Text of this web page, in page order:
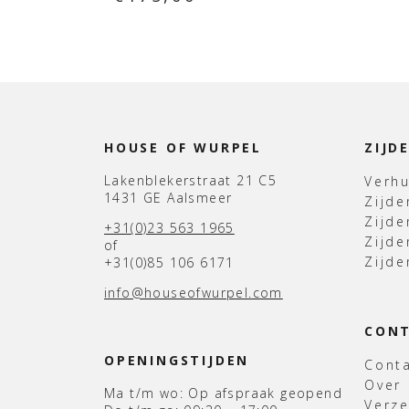
HOUSE OF WURPEL
Lakenblekerstraat 21 C5
1431 GE Aalsmeer
+31(0)23 563 1965
of
+31(0)85 106 6171
info@houseofwurpel.com
OPENINGSTIJDEN
Ma t/m wo: Op afspraak geopend
Over